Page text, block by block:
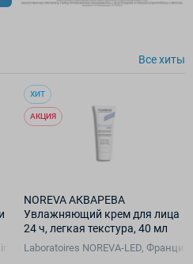
Все хиты
S.p.A. di Ricerche Biochimiche, Италия)
ХИТ
АКЦИЯ
NOREVA АКВАРЕВА
Увлажняющий крем для лица
24 ч, легкая текстура, 40 мл
Laboratoires NOREVA-LED, Франция